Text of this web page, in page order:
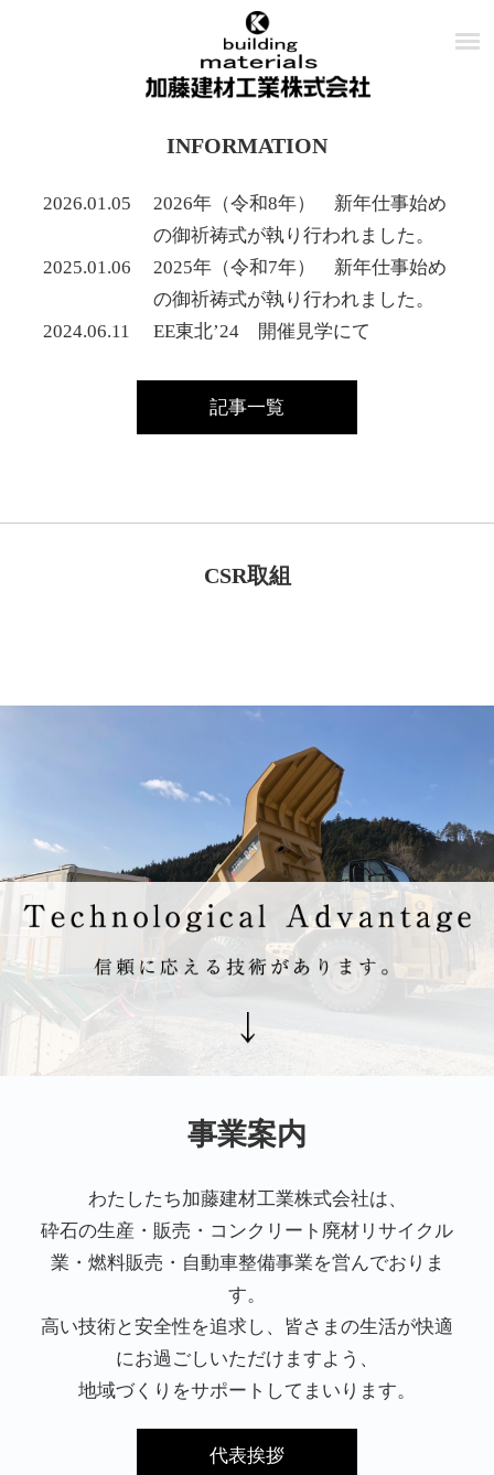
INFORMATION
2026.01.05
2026年（令和8年） 新年仕事始め
の御祈祷式が執り行われました。
2025.01.06
2025年（令和7年） 新年仕事始め
の御祈祷式が執り行われました。
2024.06.11
EE東北’24 開催見学にて
記事一覧
CSR取組
事業案内
わたしたち加藤建材工業株式会社は、
砕石の生産・販売・コンクリート廃材リサイクル
業・燃料販売・自動車整備事業を営んでおりま
す。
高い技術と安全性を追求し、皆さまの生活が快適
にお過ごしいただけますよう、
地域づくりをサポートしてまいります。
代表挨拶